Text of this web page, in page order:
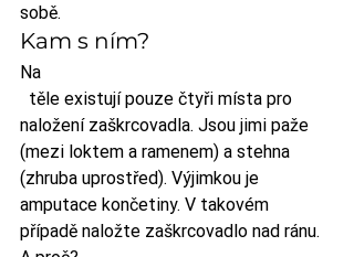
sobě.
Kam s ním?
Na
naložení zaškrcovadla. Jsou jimi paže
(mezi loktem a ramenem) a stehna
(zhruba uprostřed). Výjimkou je
amputace končetiny. V takovém
případě naložte zaškrcovadlo nad ránu.